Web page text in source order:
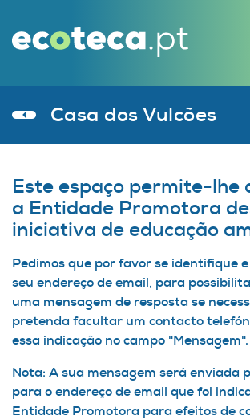
Casa dos Vulcões
Este espaço permite-lhe
a Entidade Promotora
iniciativa de educação
Pedimos que por favor se identifique
seu endereço de email, para
uma mensagem de resposta se
pretenda facultar um contacto
essa indicação no campo "Mensagem".
Nota: A sua mensagem será enviada
para o endereço de email que foi
Entidade Promotora para efeitos de